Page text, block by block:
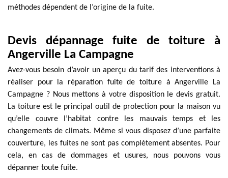
méthodes dépendent de l’origine de la fuite.
Devis dépannage fuite de toiture à
Angerville La Campagne
Avez-vous besoin d’avoir un aperçu du tarif des interventions à
réaliser pour la réparation fuite de toiture à Angerville La
Campagne ? Nous mettons à votre disposition le devis gratuit.
La toiture est le principal outil de protection pour la maison vu
qu’elle couvre l’habitat contre les mauvais temps et les
changements de climats. Même si vous disposez d’une parfaite
couverture, les fuites ne sont pas complètement absentes. Pour
cela, en cas de dommages et usures, nous pouvons vous
dépanner toute fuite.